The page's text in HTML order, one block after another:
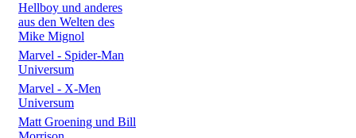
Hellboy und anderes
aus den Welten des
Mike Mignol
Marvel - Spider-Man
Universum
Marvel - X-Men
Universum
Matt Groening und Bill